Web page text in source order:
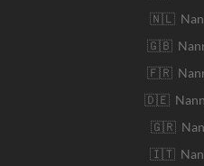
🇳🇱
🇬🇧
🇫🇷
🇩🇪
🇬🇷
🇮🇹